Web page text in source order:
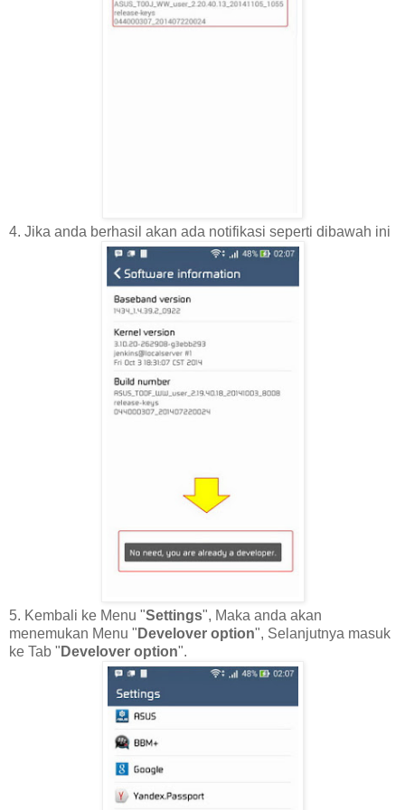
4. Jika anda berhasil akan ada notifikasi seperti dibawah ini
5. Kembali ke Menu "Settings", Maka anda akan
menemukan Menu " Develover option", Selanjutnya masuk
ke Tab " Develover option".